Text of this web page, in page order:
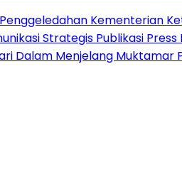
Penggeledahan Kementerian
Strategis Publikasi Press
Dalam Menjelang Muktamar